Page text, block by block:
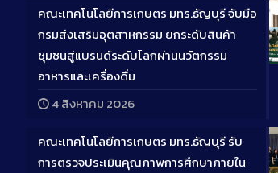
คณะเทคโนโลยีการเกษตร มทร.ธัญบุรี จับมือ
กรมส่งเสริมอุตสาหกรรม ยกระดับสินค้า
ชุมชนสู่แบรนด์ระดับโลกผ่านนวัตกรรม
อาหารและเครื่องดื่ม
4 สิงหาคม 2026
คณะเทคโนโลยีการเกษตร มทร.ธัญบุรี รับ
การตรวจประเมินคุณภาพการศึกษาภายใน